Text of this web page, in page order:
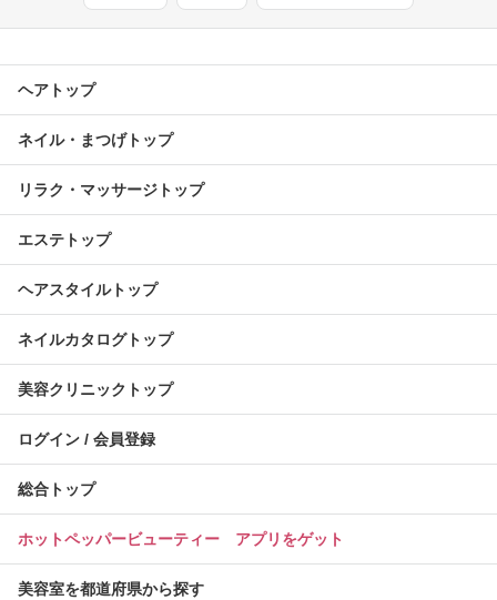
ヘアトップ
ネイル・まつげトップ
リラク・マッサージトップ
エステトップ
ヘアスタイルトップ
ネイルカタログトップ
美容クリニックトップ
ログイン / 会員登録
総合トップ
ホットペッパービューティー アプリをゲット
美容室を都道府県から探す